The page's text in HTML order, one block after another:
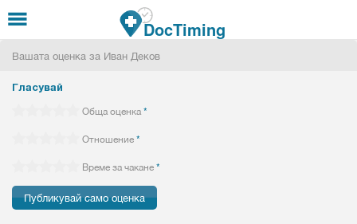
Премини към основното съдържание
DocTiming
Вашата оценка за Иван Деков
Гласувай
Обща оценка*
Отношение*
Време за чакане*